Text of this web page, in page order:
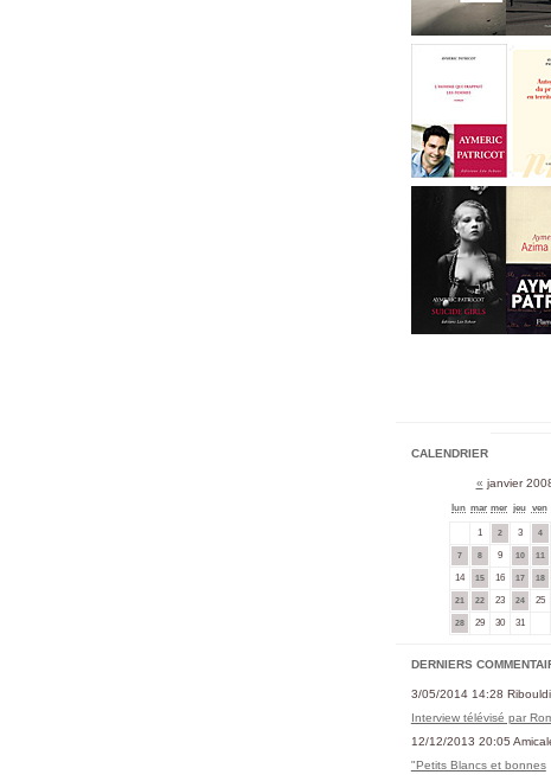
CALENDRIER
« janvier
lun mar mer jeu ven
1 2 3 4
7 8 9 10 11
14 15 16 17 18
21 22 23 24 25
28 29 30 31
DERNIERS
3/05/2014 14:28
Interview télévisé par
12/12/2013 20:05
"Petits Blancs et bonnes